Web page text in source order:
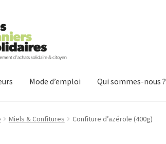
Mode d’emploi Qui sommes-nous ?
Miels & Confitures Confiture d’azérole (400g)